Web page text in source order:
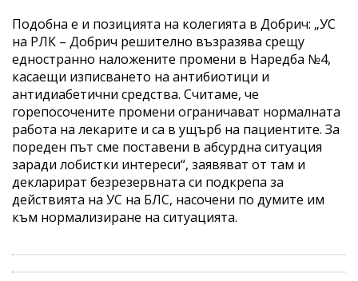
Подобна е и позицията на колегията в Добрич: „УС
на РЛК – Добрич решително възразява срещу
едностранно наложените промени в Наредба №4,
касаещи изписването на антибиотици и
антидиабетични средства. Считаме, че
горепосочените промени ограничават нормалната
работа на лекарите и са в ущърб на пациентите. За
пореден път сме поставени в абсурдна ситуация
заради лобистки интереси“, заявяват от там и
декларират безрезервната си подкрепа за
действията на УС на БЛС, насочени по думите им
към нормализиране на ситуацията.